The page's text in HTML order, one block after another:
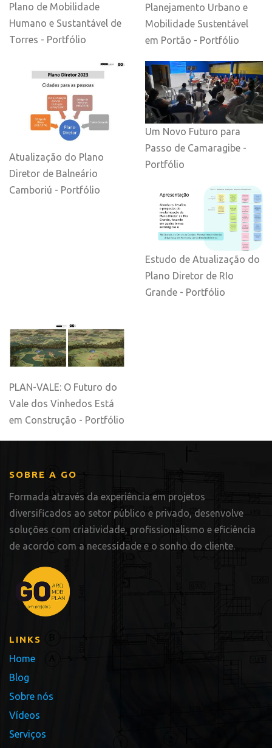
Plano de Mobilidade
Humano e Sustantável de
Torres - Portfólio
Planejamento Urbano e
Mobilidade Sustentável
em Portão - Portfólio
Atualização do Plano
Diretor de Balneário
Camboriú - Portfólio
Um Novo Futuro para
Passo de Camaragibe -
Portfólio
Estudo de Atualização do
Plano Diretor de RIo
Grande - Portfólio
PLAN-VALE: O Futuro do
Vale dos Vinhedos Está
em Construção - Portfólio
SOBRE A GO
Formada através da experiência em projetos
diversificados ao setor público e privado, desenvolve
soluções com criatividade, profissionalismo e eficiência
de acordo com a necessidade e o sonho do cliente.
LINKS
Home
Blog
Sobre nós
Vídeos
Serviços